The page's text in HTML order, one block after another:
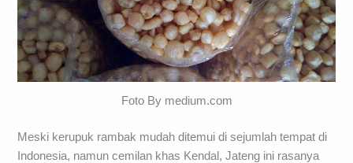
Foto By medium.com
Meski kerupuk rambak mudah ditemui di sejumlah tempat di
Indonesia, namun cemilan khas Kendal, Jateng ini rasanya